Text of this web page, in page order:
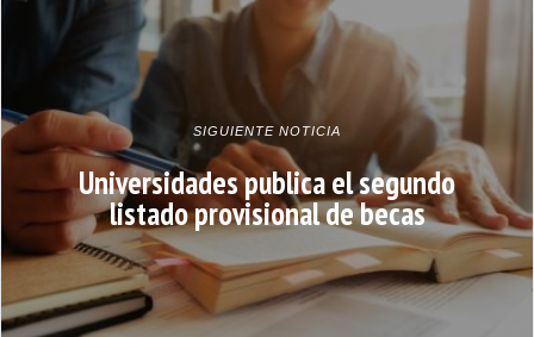
SIGUIENTE NOTICIA
Universidades publica el segundo
listado provisional de becas